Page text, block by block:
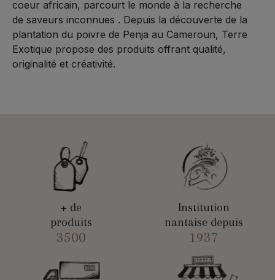
coeur africain, parcourt le monde à la recherche
de saveurs inconnues . Depuis la découverte de la
plantation du poivre de Penja au Cameroun, Terre
Exotique propose des produits offrant qualité,
originalité et créativité.
+ de
produits
3500
Institution
nantaise depuis
1937